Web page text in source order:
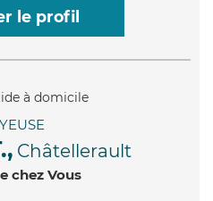
le profil
Châtellerault
chez Vous